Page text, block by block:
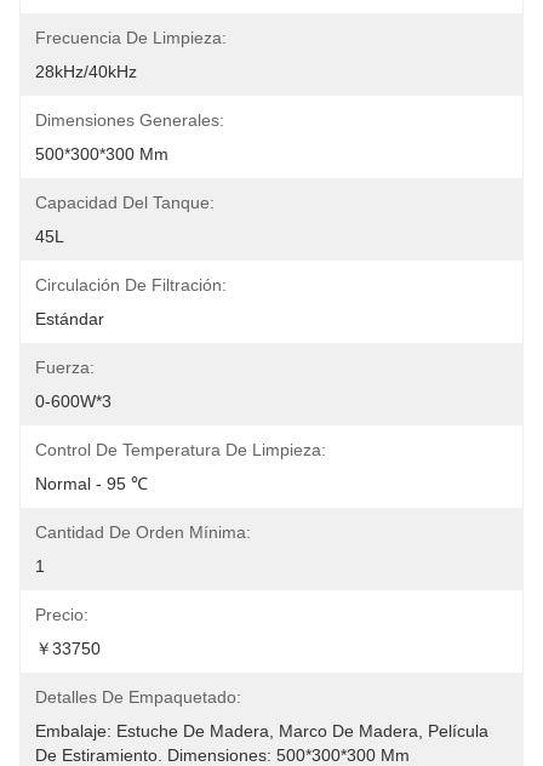
Frecuencia De Limpieza:
28kHz/40kHz
Dimensiones Generales:
500*300*300 Mm
Capacidad Del Tanque:
45L
Circulación De Filtración:
Estándar
Fuerza:
0-600W*3
Control De Temperatura De Limpieza:
Normal - 95 ℃
Cantidad De Orden Mínima:
1
Precio:
￥33750
Detalles De Empaquetado:
Embalaje: Estuche De Madera, Marco De Madera, Película
De Estiramiento. Dimensiones: 500*300*300 Mm